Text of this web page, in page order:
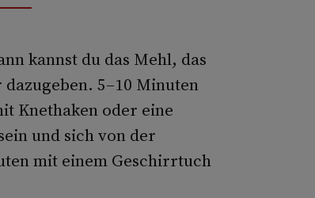
kannst du das Mehl, das
5–10 Minuten
Knethaken oder eine
und sich von der
mit einem Geschirrtuch